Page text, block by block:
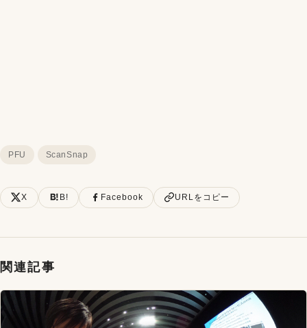
PFU ScanSnap
X B! Facebook URLをコピー
関連記事